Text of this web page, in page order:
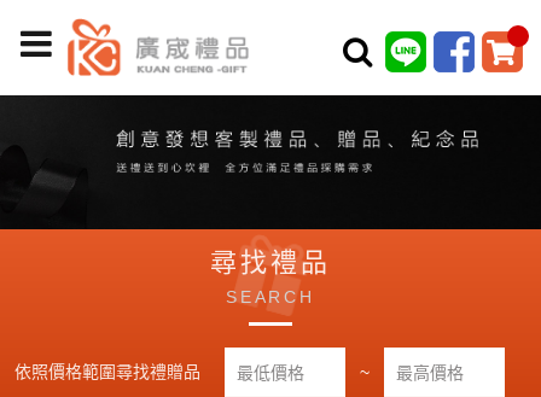
尋找禮品
SEARCH
依照價格範圍尋找禮贈品 ~